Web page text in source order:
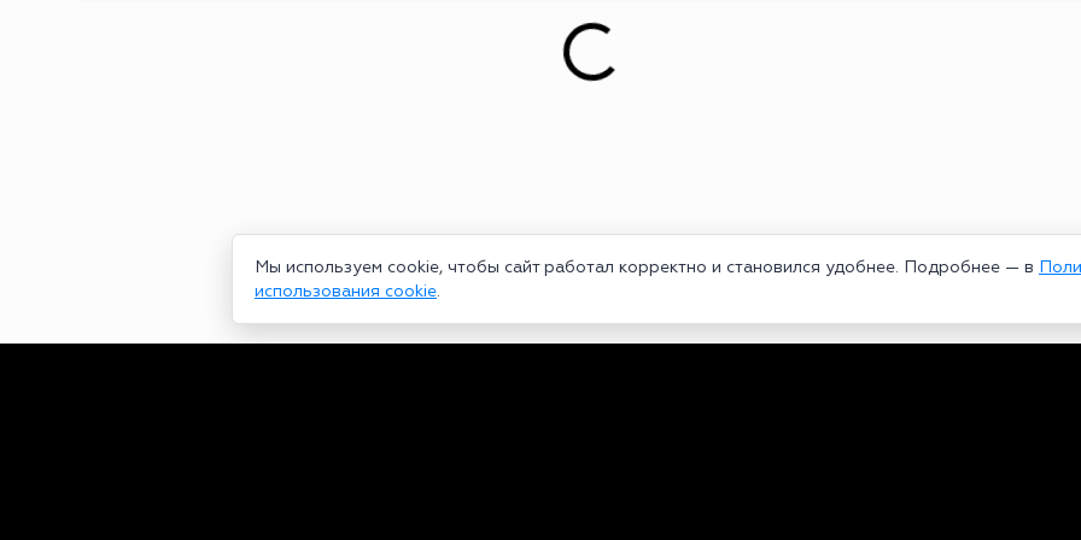
Мы используем cookie, чтобы сайт работал корректно и становился удобнее. Подробнее — в
использования cookie.